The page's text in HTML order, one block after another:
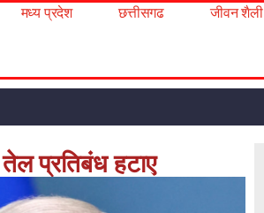
मध्य प्रदेश छत्तीसगढ जीवन शैली
प्रतिबंध हटाए